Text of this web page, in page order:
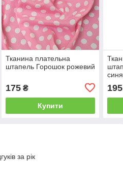
Тканина плательна
штапель Горошок рожевий
175₴
Купити
синя
195
за рік